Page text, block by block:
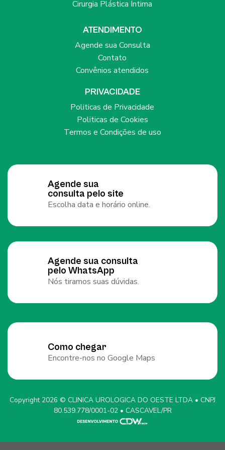
Cirurgia Plástica Íntima
ATENDIMENTO
Agende sua Consulta
Contato
Convênios atendidos
PRIVACIDADE
Politicas de Privacidade
Politicas de Cookies
Termos e Condições de uso
Agende sua
consulta pelo site
Escolha data e horário online.
Agende sua consulta
pelo WhatsApp
Nós tiramos suas dúvidas.
Como chegar
Encontre-nos no Google Maps
Copyright 2026 © CLINICA UROLOGICA DO OESTE LTDA • CNPJ
80.539.778/0001-02 • CASCAVEL/PR